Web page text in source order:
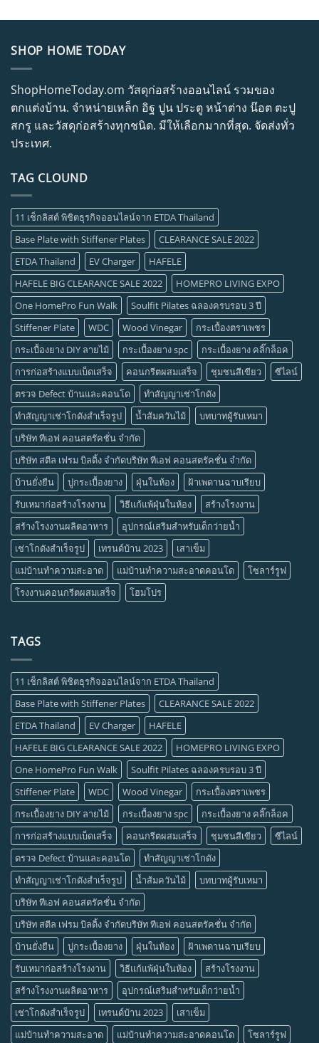
SHOP HOME TODAY
ShopHomeToday.om วัสดุก่อสร้างออนไลน์ รวมของ
ตกแต่งบ้าน. จำหน่ายเหล็ก อิฐ ปูน ประตู หน้าต่าง น๊อต ตะปู
สกรู และวัสดุก่อสร้างทุกชนิด. มีให้เลือกมากที่สุด. จัดส่งทั่ว
ประเทศ.
TAG CLOUND
11 เช็กลิสต์ พิชิตธุรกิจออนไลน์จาก ETDA Thailand
Base Plate with Stiffener Plates
CLEARANCE SALE 2022
ETDA Thailand
EV Charger
HAFELE
HAFELE BIG CLEARANCE SALE 2022
HOMEPRO LIVING EXPO
One HomePro Fun Walk
Soulfit Pilates ฉลองครบรอบ 3 ปี
Stiffener Plate
WDC Wood Vinegar
กระเบื้องตราเพชร
กระเบื้องยาง DIY ลายไม้
กระเบื้องยาง spc
กระเบื้องยาง คลิ๊กล็อค
การก่อสร้างแบบเบ็ดเสร็จ
คอนกรีตผสมเสร็จ ชุมชนสีเขียว
ซีไลน์
ตรวจ Defect บ้านและคอนโด
ทำสัญญาเช่าโกดัง
ทำสัญญาเช่าโกดังสำเร็จรูป
น้ำส้มควันไม้
บทบาทผู้รับเหมา
บริษัท ทีเอฟ คอนสตรัคชั่น จำกัด
บริษัท สตีล เฟรม บิลดิ้ง จำกัดบริษัท ทีเอฟ คอนสตรัคชั่น จำกัด
บ้านยั่งยืน
ปูกระเบื้องยาง ฝุ่นในห้อง
ฝ้าเพดานฉาบเรียบ
รับเหมาก่อสร้างโรงงาน
วิธีแก้แพ้ฝุ่นในห้อง
สร้างโรงงาน
สร้างโรงงานผลิตอาหาร
อุปกรณ์เสริมสำหรับเด็กว่ายน้ำ
เช่าโกดังสำเร็จรูป
เทรนด์บ้าน 2023
เสาเข็ม
แม่บ้านทำความสะอาด
แม่บ้านทำความสะอาดคอนโด
โซลาร์รูฟ
โรงงานคอนกรีตผสมเสร็จ
โฮมโปร
TAGS
11 เช็กลิสต์ พิชิตธุรกิจออนไลน์จาก ETDA Thailand
Base Plate with Stiffener Plates
CLEARANCE SALE 2022
ETDA Thailand
EV Charger
HAFELE
HAFELE BIG CLEARANCE SALE 2022
HOMEPRO LIVING EXPO
One HomePro Fun Walk
Soulfit Pilates ฉลองครบรอบ 3 ปี
Stiffener Plate
WDC Wood Vinegar
กระเบื้องตราเพชร
กระเบื้องยาง DIY ลายไม้
กระเบื้องยาง spc
กระเบื้องยาง คลิ๊กล็อค
การก่อสร้างแบบเบ็ดเสร็จ
คอนกรีตผสมเสร็จ ชุมชนสีเขียว
ซีไลน์
ตรวจ Defect บ้านและคอนโด
ทำสัญญาเช่าโกดัง
ทำสัญญาเช่าโกดังสำเร็จรูป
น้ำส้มควันไม้
บทบาทผู้รับเหมา
บริษัท ทีเอฟ คอนสตรัคชั่น จำกัด
บริษัท สตีล เฟรม บิลดิ้ง จำกัดบริษัท ทีเอฟ คอนสตรัคชั่น จำกัด
บ้านยั่งยืน
ปูกระเบื้องยาง ฝุ่นในห้อง
ฝ้าเพดานฉาบเรียบ
รับเหมาก่อสร้างโรงงาน
วิธีแก้แพ้ฝุ่นในห้อง
สร้างโรงงาน
สร้างโรงงานผลิตอาหาร
อุปกรณ์เสริมสำหรับเด็กว่ายน้ำ
เช่าโกดังสำเร็จรูป
เทรนด์บ้าน 2023
เสาเข็ม
แม่บ้านทำความสะอาด
แม่บ้านทำความสะอาดคอนโด โซลาร์รูฟ